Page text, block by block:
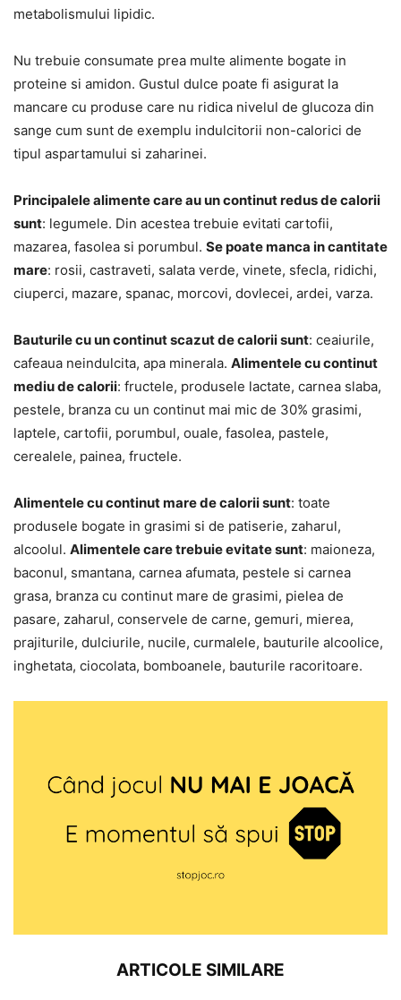
metabolismului lipidic.
Nu trebuie consumate prea multe alimente bogate in
proteine si amidon. Gustul dulce poate fi asigurat la
mancare cu produse care nu ridica nivelul de glucoza din
sange cum sunt de exemplu indulcitorii non-calorici de
tipul aspartamului si zaharinei.
Principalele alimente care au un continut redus de calorii
sunt: legumele. Din acestea trebuie evitati cartofii,
mazarea, fasolea si porumbul. Se poate manca in cantitate
mare: rosii, castraveti, salata verde, vinete, sfecla, ridichi,
ciuperci, mazare, spanac, morcovi, dovlecei, ardei, varza.
Bauturile cu un continut scazut de calorii sunt: ceaiurile,
cafeaua neindulcita, apa minerala. Alimentele cu continut
mediu de calorii: fructele, produsele lactate, carnea slaba,
pestele, branza cu un continut mai mic de 30% grasimi,
laptele, cartofii, porumbul, ouale, fasolea, pastele,
cerealele, painea, fructele.
Alimentele cu continut mare de calorii sunt: toate
produsele bogate in grasimi si de patiserie, zaharul,
alcoolul. Alimentele care trebuie evitate sunt: maioneza,
baconul, smantana, carnea afumata, pestele si carnea
grasa, branza cu continut mare de grasimi, pielea de
pasare, zaharul, conservele de carne, gemuri, mierea,
prajiturile, dulciurile, nucile, curmalele, bauturile alcoolice,
inghetata, ciocolata, bomboanele, bauturile racoritoare.
ARTICOLE SIMILARE